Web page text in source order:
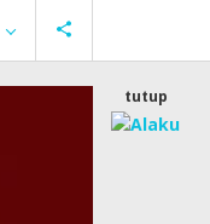
tutup